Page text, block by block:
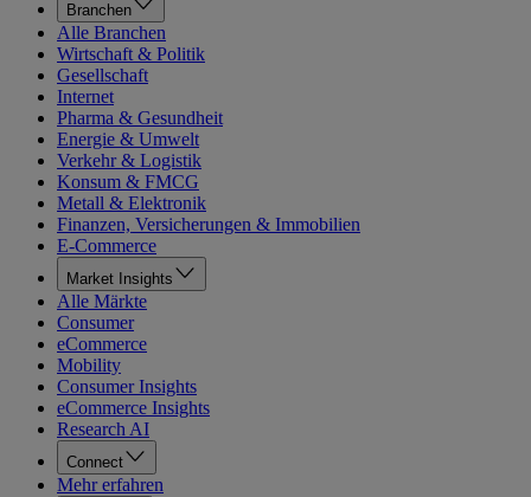
Branchen
Alle Branchen
Wirtschaft & Politik
Gesellschaft
Internet
Pharma & Gesundheit
Energie & Umwelt
Verkehr & Logistik
Konsum & FMCG
Metall & Elektronik
Finanzen, Versicherungen & Immobilien
E-Commerce
Market Insights
Alle Märkte
Consumer
eCommerce
Mobility
Consumer Insights
eCommerce Insights
Research AI
Connect
Mehr erfahren